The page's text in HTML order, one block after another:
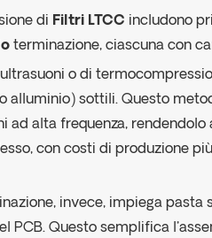
di Filtri LTCC includono
terminazione, ciascuna con
o di
alluminio) sottili. Questo
alta frequenza,
con costi di produzione
invece, impiega
PCB. Questo semplifica